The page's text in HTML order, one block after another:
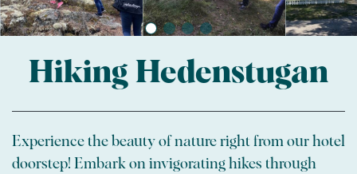
Hiking Hedenstugan
Experience the beauty of nature right from our hotel
doorstep! Embark on invigorating hikes through